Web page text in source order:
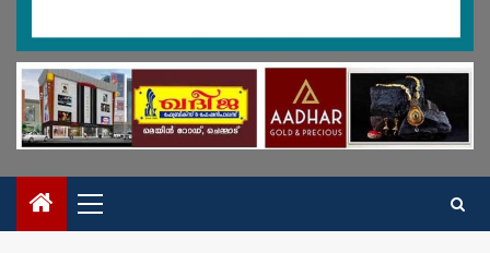
Primary
Menu